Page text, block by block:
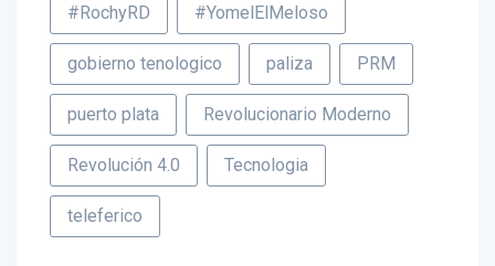
#RochyRD #YomelElMeloso
gobierno tenologico paliza PRM
puerto plata Revolucionario Moderno
Revolución 4.0 Tecnologia
teleferico